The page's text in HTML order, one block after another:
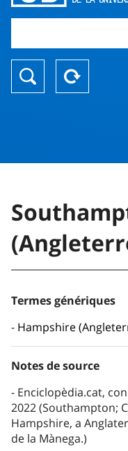
Termes génériques
Hampshire
Notes de source
Enciclopèdia.cat,
2022 (Southampton;
Hampshire, a
de la Mànega.)